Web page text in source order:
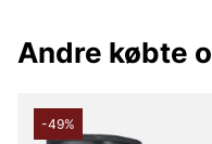
Andre købte
-49%